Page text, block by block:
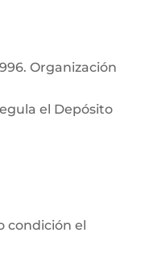
Organización
el Depósito
condición el